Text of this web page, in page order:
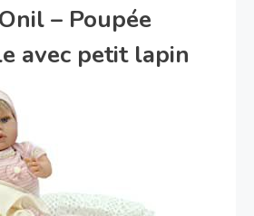
– Poupée
avec petit lapin